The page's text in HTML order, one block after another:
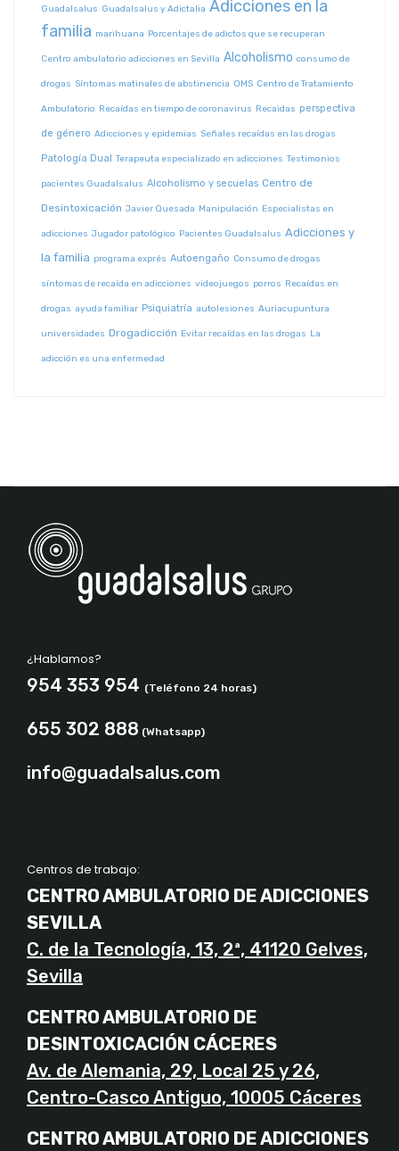
Guadalsalus Guadalsalus y Adictalia Adicciones en la
familia marihuana Porcentajes de adictos que se recuperan
Centro ambulatorio adicciones en Sevilla Alcoholismo consumo de
drogas Síntomas matinales de abstinencia OMS Centro de Tratamiento
Ambulatorio Recaídas en tiempo de coronavirus Recaidas perspectiva
de género Adicciones y epidemias Señales recaídas en las drogas
Patología Dual Terapeuta especializado en adicciones Testimonios
pacientes Guadalsalus Alcoholismo y secuelas Centro de
Desintoxicación Javier Quesada Manipulación Especialistas en
adicciones Jugador patológico Pacientes Guadalsalus Adicciones y
la familia programa exprés Autoengaño Consumo de drogas
síntomas de recaída en adicciones videojuegos porros Recaídas en
drogas ayuda familiar Psiquiatría autolesiones Auriacupuntura
universidades Drogadicción Evitar recaídas en las drogas La
adicción es una enfermedad
¿Hablamos?
954 353 954 (Teléfono 24 horas)
655 302 888 (Whatsapp)
info@guadalsalus.com
Centros de trabajo:
CENTRO AMBULATORIO DE ADICCIONES
SEVILLA
C. de la Tecnología, 13, 2ª, 41120 Gelves,
Sevilla
CENTRO AMBULATORIO DE
DESINTOXICACIÓN CÁCERES
Av. de Alemania, 29, Local 25 y 26,
Centro-Casco Antiguo, 10005 Cáceres
CENTRO AMBULATORIO DE ADICCIONES